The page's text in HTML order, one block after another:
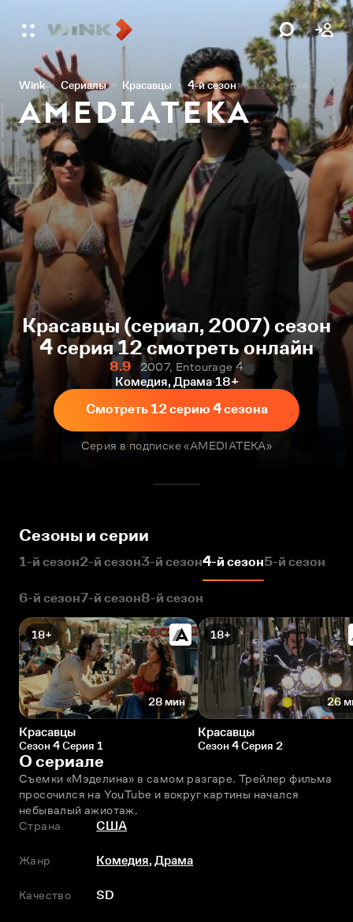
Wink Сериалы Красавцы 4-й сезон 12-я серия
Красавцы (сериал, 2007) сезон
4 серия 12 смотреть онлайн
8.9
2007, Entourage 4
Комедия, Драма 18+
Смотреть 12 серию 4 сезона
Серия в подписке «AMEDIATEKA»
Сезоны и серии
1-й сезон2-й сезон3-й сезон4-й сезон5-й сезон
6-й сезон7-й сезон8-й сезон
18+
28 мин
Красавцы
Сезон 4 Серия 1
18+
26
Красавцы
Сезон 4 Серия 2
О сериале
Съемки «Мэделина» в самом разгаре. Трейлер фильма
просочился на YouTube и вокруг картины начался
небывалый ажиотаж.
Страна
США
Жанр Комедия,Драма
Качество SD